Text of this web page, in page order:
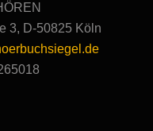
3, D-50825 Köln